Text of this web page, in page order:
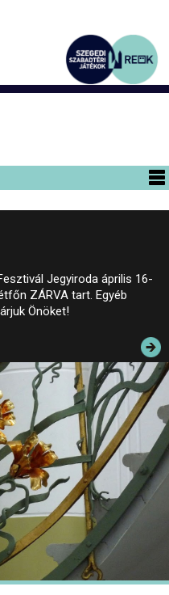
VEZETÉSEK
ADATOK
Jegyiroda április 16-
ZÁRVA tart. Egyéb
Önöket!